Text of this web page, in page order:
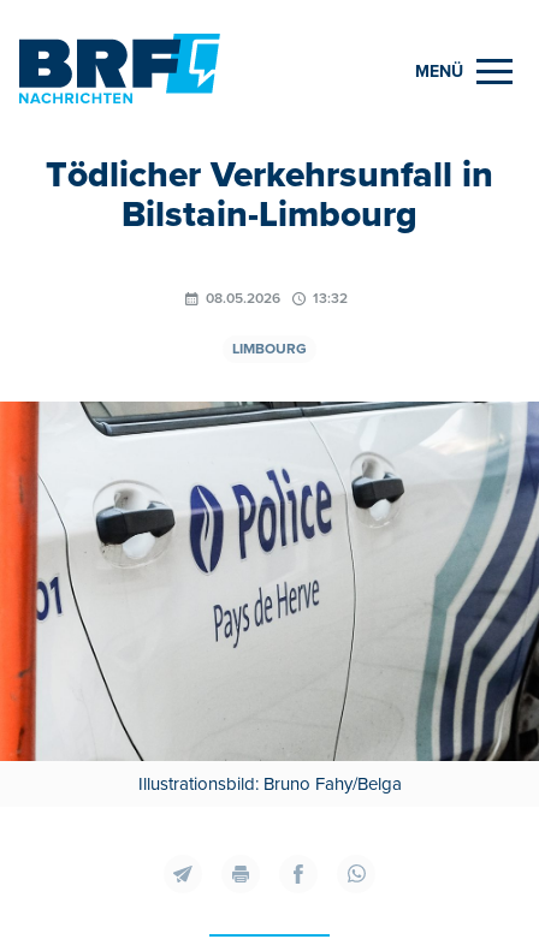
MENÜ
Tödlicher Verkehrsunfall in
Bilstain-Limbourg
08.05.2026 13:32
LIMBOURG
Illustrationsbild: Bruno Fahy/Belga